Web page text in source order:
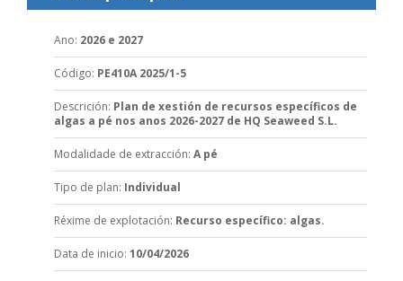
Ano: 2026 e 2027
Código: PE410A 2025/1-5
Descrición: Plan de xestión de recursos específicos de
algas a pé nos anos 2026-2027 de HQ Seaweed S.L.
Modalidade de extracción: A pé
Tipo de plan: Individual
Réxime de explotación: Recurso específico: algas.
Data de inicio: 10/04/2026